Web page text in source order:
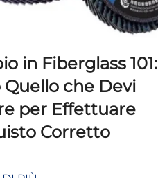
in Fiberglass 101:
che Devi
per Effettuare
Corretto